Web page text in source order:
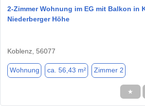
2-Zimmer Wohnung im EG mit Balkon in
Niederberger Höhe
Koblenz, 56077
Wohnung ca. 56,43 m² Zimmer 2
★